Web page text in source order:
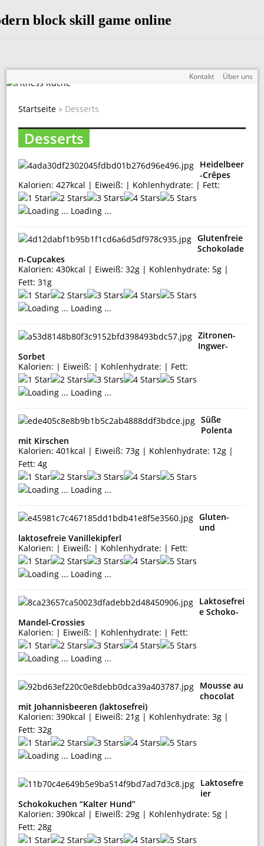
Kontakt Über uns
Startseite » Desserts
Desserts
Heidelbeer
-Crêpes
Kalorien: 427kcal | Eiweiß: | Kohlenhydrate: | Fett:
Loading ...
Glutenfreie
Schokolade
n-Cupcakes
Kalorien: 430kcal | Eiweiß: 32g | Kohlenhydrate: 5g |
Fett: 31g
Loading ...
Zitronen-
Ingwer-
Sorbet
Kalorien: | Eiweiß: | Kohlenhydrate: | Fett:
Loading ...
Süße
Polenta
mit Kirschen
Kalorien: 401kcal | Eiweiß: 73g | Kohlenhydrate: 12g |
Fett: 4g
Loading ...
Gluten-
und
laktosefreie Vanillekipferl
Kalorien: | Eiweiß: | Kohlenhydrate: | Fett:
Loading ...
Laktosefrei
e Schoko-
Mandel-Crossies
Kalorien: | Eiweiß: | Kohlenhydrate: | Fett:
Loading ...
Mousse au
chocolat
mit Johannisbeeren (laktosefrei)
Kalorien: 390kcal | Eiweiß: 21g | Kohlenhydrate: 3g |
Fett: 32g
Loading ...
Laktosefre
ier
Schokokuchen “Kalter Hund”
Kalorien: 390kcal | Eiweiß: 29g | Kohlenhydrate: 5g |
Fett: 28g